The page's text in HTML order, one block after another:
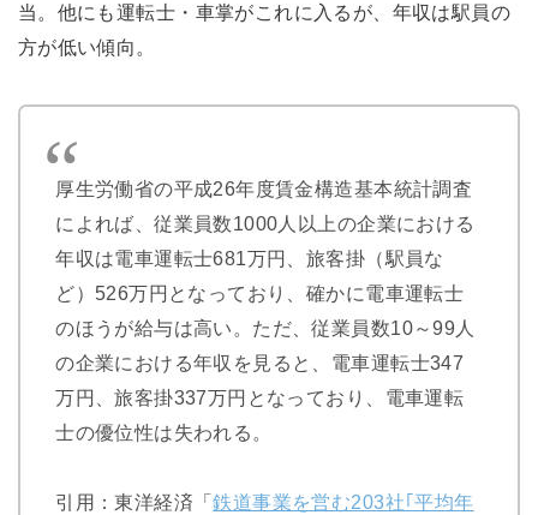
当。他にも運転士・車掌がこれに入るが、年収は駅員の
方が低い傾向。
厚生労働省の平成26年度賃金構造基本統計調査
によれば、従業員数1000人以上の企業における
年収は電車運転士681万円、旅客掛（駅員な
ど）526万円となっており、確かに電車運転士
のほうが給与は高い。ただ、従業員数10～99人
の企業における年収を見ると、電車運転士347
万円、旅客掛337万円となっており、電車運転
士の優位性は失われる。
引用：東洋経済「鉄道事業を営む203社｢平均年